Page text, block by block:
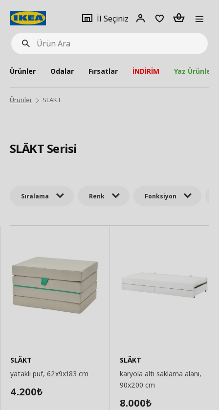
Ürün
Ara
İl Seçiniz
Giriş
Adet
Ürünler Odalar Fırsatlar İNDİRİM Yaz Ürünleri
Ürünler SLAKT
SLÄKT Serisi
Sıralama Renk Fonksiyon
SLÄKT
yataklı puf, 62x9x183 cm
4.200₺
SLÄKT
karyola altı saklama alanı,
90x200 cm
8.000₺